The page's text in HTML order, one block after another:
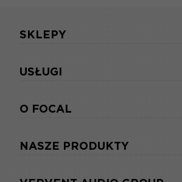
SKLEPY
USŁUGI
O FOCAL
NASZE PRODUKTY